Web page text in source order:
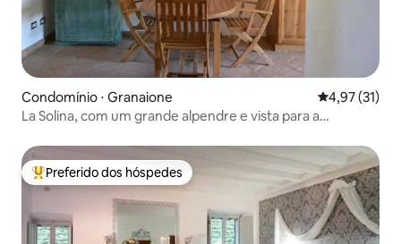
Condomínio ⋅ Granaione 4,97 de uma
4,97 (31)
La Solina, com um grande alpendre e vista para a
Entre os melhores preferidos dos hóspedes
Preferido dos hóspedes